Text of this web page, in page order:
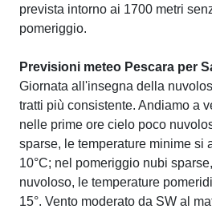
prevista intorno ai 1700 metri
pomeriggio.
Previsioni meteo Pescara per
Giornata all'insegna della
tratti più consistente. Andiamo a
nelle prime ore cielo poco
sparse, le temperature minime si
10°C; nel pomeriggio nubi
nuvoloso, le temperature
15°. Vento moderato da SW al